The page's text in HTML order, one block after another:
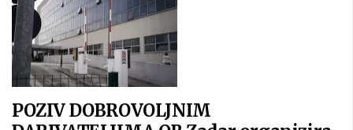
POZIV DOBROVOLJNIM